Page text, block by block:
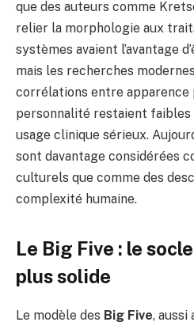
que des auteurs comme
relier la morphologie aux
systèmes avaient l’avantage
mais les recherches
corrélations entre apparence
personnalité restaient
usage clinique sérieux.
sont davantage considérées
culturels que comme des
complexité humaine.
Le Big Five : le
plus solide
Le modèle des Big Five, aussi